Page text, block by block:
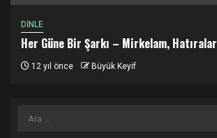
DİNLE
Her Güne Bir Şarkı – Mirkelam, Hatıralar
12 yıl önce Büyük Keyif
Arama: